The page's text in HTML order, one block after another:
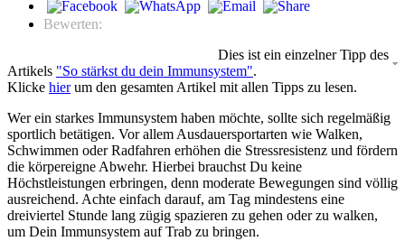
Bewerten:
Dies ist ein einzelner Tipp des
Artikels "So stärkst du dein Immunsystem".
Klicke hierum den gesamten Artikel mit allen Tipps zu lesen.
Wer ein starkes Immunsystem haben möchte, sollte sich regelmäßig
sportlich betätigen. Vor allem Ausdauersportarten wie Walken,
Schwimmen oder Radfahren erhöhen die Stressresistenz und fördern
die körpereigne Abwehr. Hierbei brauchst Du keine
Höchstleistungen erbringen, denn moderate Bewegungen sind völlig
ausreichend. Achte einfach darauf, am Tag mindestens eine
dreiviertel Stunde lang zügig spazieren zu gehen oder zu walken,
um Dein Immunsystem auf Trab zu bringen.